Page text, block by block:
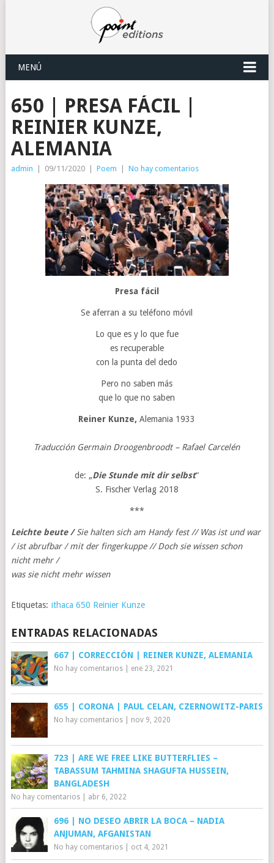
MENÚ
650 | PRESA FÁCIL |
REINIER KUNZE,
ALEMANIA
admin 09/11/2020 Poem No hay comentarios
Presa fácil
Se aferran a su teléfono móvil
Lo que es y lo que fue
es recuperable
con la punta del dedo
Pero no saben más
que lo que no saben
Reiner Kunze,Alemania 1933
Traducción Germain Droogenbroodt – Rafael Carcelén
de: „Die Stunde mit dir selbst“
S. Fischer Verlag 2018
***
Leichte beute /Sie halten sich am Handy fest // Was ist und war
/ ist abrufbar / mit der fingerkuppe // Doch sie wissen schon
nicht mehr /
was sie nicht mehr wissen
Etiquetas: ithaca 650 Reinier Kunze
ENTRADAS RELACIONADAS
667 | CORRECCIÓN | REINER KUNZE, ALEMANIA
No hay comentarios| ene 23, 2021
655 | CORONA | PAUL CELAN, CZERNOWITZ-PARIS
No hay comentarios| nov 9, 2020
723 | ARE WE FREE LIKE BUTTERFLIES –
TABASSUM TAHMINA SHAGUFTA HUSSEIN,
BANGLADESH
No hay comentarios| abr 6, 2022
696 | NO DESEO ABRIR LA BOCA – NADIA
ANJUMAN, AFGANISTAN
No hay comentarios| oct 4, 2021